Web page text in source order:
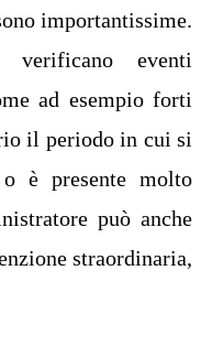
importantissime.
eventi
ad esempio forti
il periodo in cui si
è presente molto
può anche
straordinaria,